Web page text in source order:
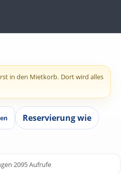
in den Mietkorb. Dort wird alles
Reservierung wie
·2095 Aufrufe